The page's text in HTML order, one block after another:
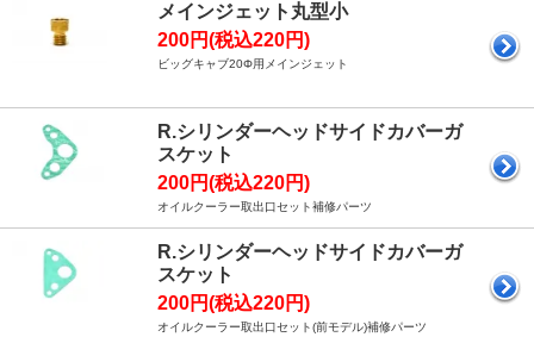
メインジェット丸型小
200円(税込220円)
ビッグキャブ20Φ用メインジェット
R.シリンダーヘッドサイドカバーガ
スケット
200円(税込220円)
オイルクーラー取出口セット補修パーツ
R.シリンダーヘッドサイドカバーガ
スケット
200円(税込220円)
オイルクーラー取出口セット(前モデル)補修パーツ